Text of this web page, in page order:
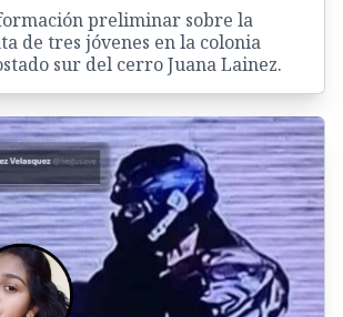
preliminar sobre la
de tres jóvenes en la colonia
sur del cerro Juana Lainez.